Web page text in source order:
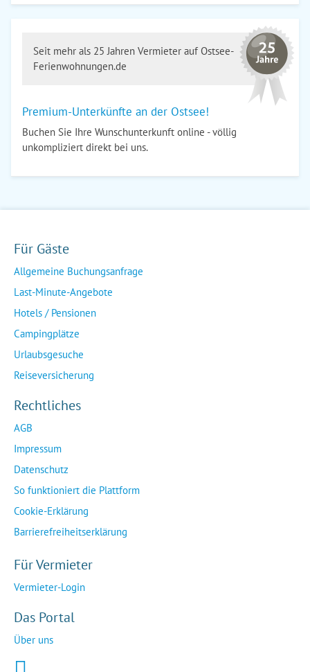
Seit mehr als 25 Jahren Vermieter auf Ostsee-
Ferienwohnungen.de
Premium-Unterkünfte an der Ostsee!
Buchen Sie Ihre Wunschunterkunft online - völlig
unkompliziert direkt bei uns.
Für Gäste
Allgemeine Buchungsanfrage
Last-Minute-Angebote
Hotels / Pensionen
Campingplätze
Urlaubsgesuche
Reiseversicherung
Rechtliches
AGB
Impressum
Datenschutz
So funktioniert die Plattform
Cookie-Erklärung
Barrierefreiheitserklärung
Für Vermieter
Vermieter-Login
Das Portal
Über uns